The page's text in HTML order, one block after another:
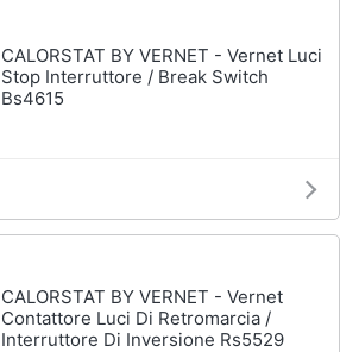
CALORSTAT BY VERNET - Vernet Luci
Stop Interruttore / Break Switch
Bs4615
CALORSTAT BY VERNET - Vernet
Contattore Luci Di Retromarcia /
Interruttore Di Inversione Rs5529